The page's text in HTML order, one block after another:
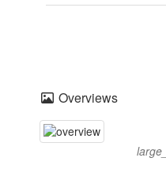
Overviews